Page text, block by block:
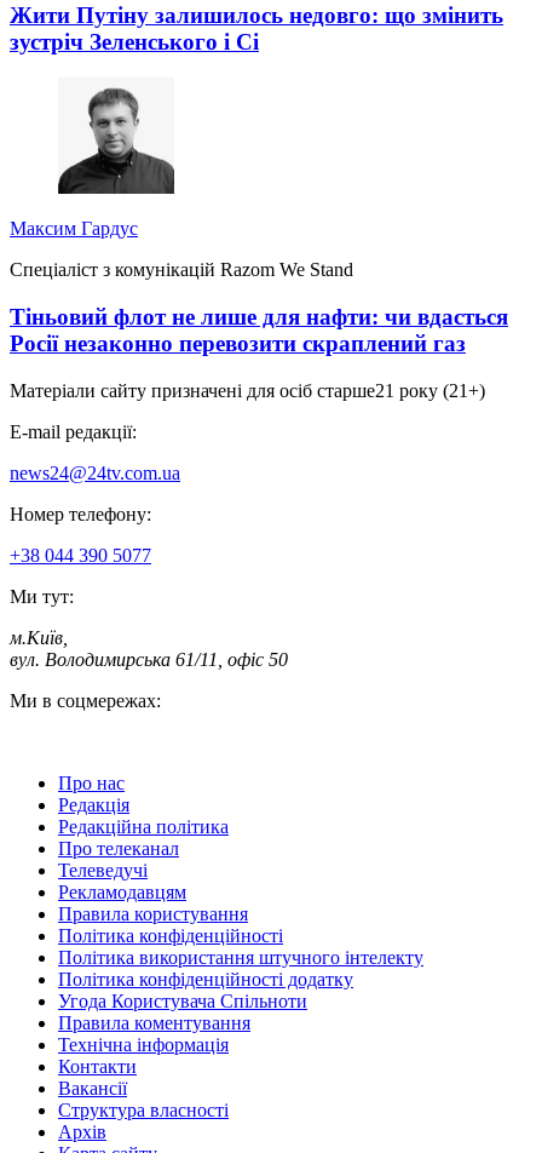
Жити Путіну залишилось недовго: що змінить
зустріч Зеленського і Сі
Максим Гардус
Спеціаліст з комунікацій Razom We Stand
Тіньовий флот не лише для нафти: чи вдасться
Росії незаконно перевозити скраплений газ
Матеріали сайту призначені для осіб старше21 року (21+)
E-mail редакції:
news24@24tv.com.ua
Номер телефону:
+38 044 390 5077
Ми тут:
м.Київ
вул. Володимирська 61/11, офіс 50
Ми в соцмережах:
Про нас
Редакція
Редакційна політика
Про телеканал
Телеведучі
Рекламодавцям
Правила користування
Політика конфіденційності
Політика використання штучного інтелекту
Політика конфіденційності додатку
Угода Користувача Спільноти
Правила коментування
Технічна інформація
Контакти
Вакансії
Структура власності
Архів